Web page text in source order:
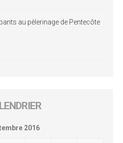
au pèlerinage de Pentecôte
2016